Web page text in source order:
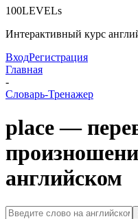
100LEVELs
Интерактивный курс
ВходРегистрация
Главная
-
Словарь-Тренажер
place —
английском